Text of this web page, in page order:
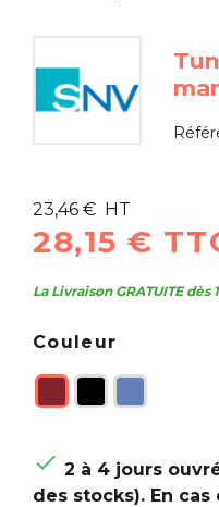
23,46 € HT
28,15 €
La Livraison GRATUITE dès
Couleur
 2 à 4 jours
des stocks). En